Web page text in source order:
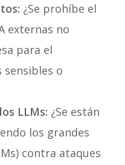
¿Se prohíbe el
externas no
para el
o
LLMs: ¿Se están
los grandes
contra ataques